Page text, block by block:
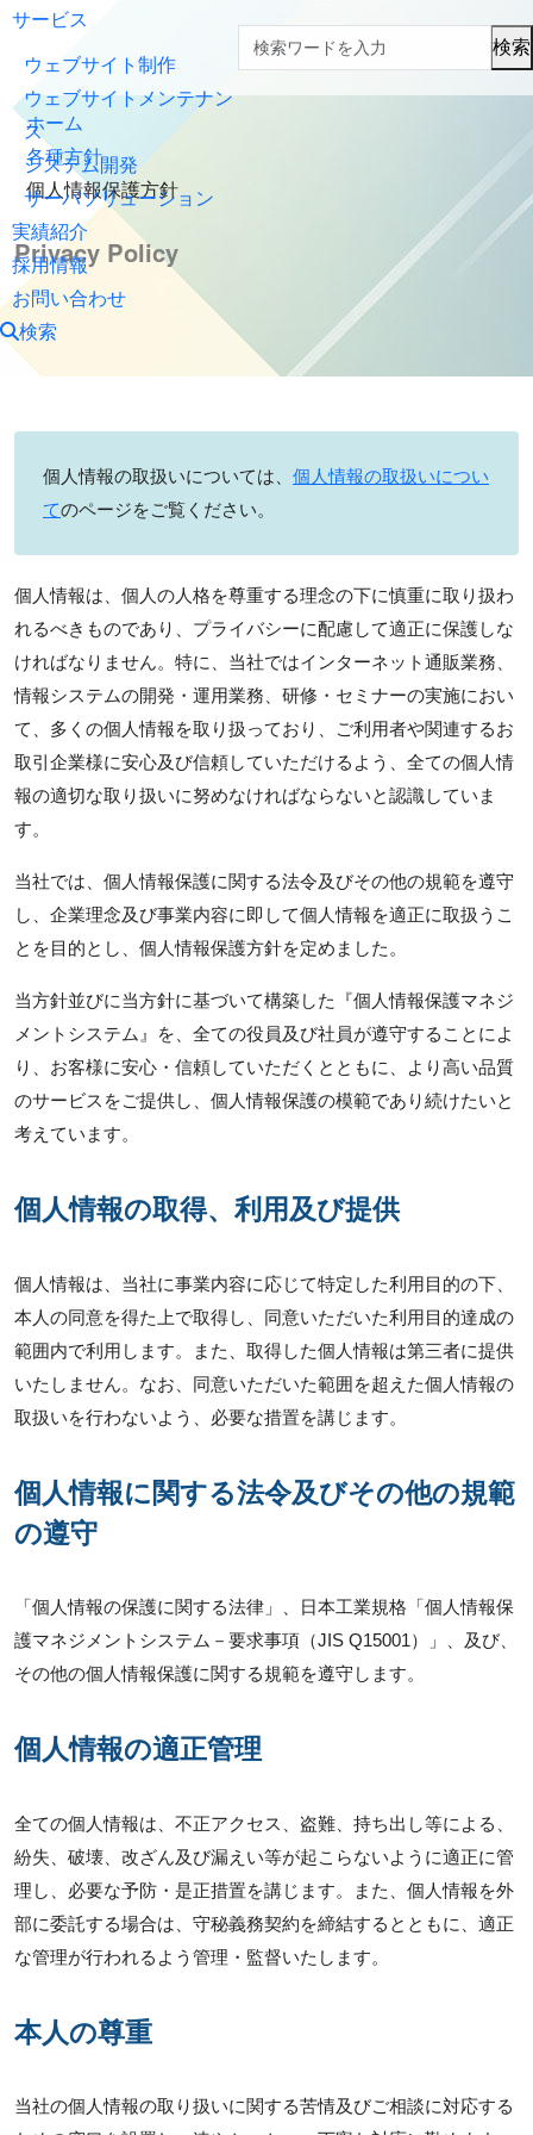
サービス
ウェブサイト制作
ウェブサイトメンテナン
ス
システム開発
サーバソリューション
実績紹介
採用情報
お問い合わせ
検索
検索
ホーム
各種方針
個人情報保護方針
Privacy Policy
個人情報の取扱いについては、 個人情報の取扱いについ
てのページをご覧ください。
個人情報は、個人の人格を尊重する理念の下に慎重に取り扱わ
れるべきものであり、プライバシーに配慮して適正に保護しな
ければなりません。特に、当社ではインターネット通販業務、
情報システムの開発・運用業務、研修・セミナーの実施におい
て、多くの個人情報を取り扱っており、ご利用者や関連するお
取引企業様に安心及び信頼していただけるよう、全ての個人情
報の適切な取り扱いに努めなければならないと認識していま
す。
当社では、個人情報保護に関する法令及びその他の規範を遵守
し、企業理念及び事業内容に即して個人情報を適正に取扱うこ
とを目的とし、個人情報保護方針を定めました。
当方針並びに当方針に基づいて構築した『個人情報保護マネジ
メントシステム』を、全ての役員及び社員が遵守することによ
り、お客様に安心・信頼していただくとともに、より高い品質
のサービスをご提供し、個人情報保護の模範であり続けたいと
考えています。
個人情報の取得、利用及び提供
個人情報は、当社に事業内容に応じて特定した利用目的の下、
本人の同意を得た上で取得し、同意いただいた利用目的達成の
範囲内で利用します。また、取得した個人情報は第三者に提供
いたしません。なお、同意いただいた範囲を超えた個人情報の
取扱いを行わないよう、必要な措置を講じます。
個人情報に関する法令及びその他の規範
の遵守
「個人情報の保護に関する法律」、日本工業規格「個人情報保
護マネジメントシステム－要求事項（JIS Q15001）」、及び、
その他の個人情報保護に関する規範を遵守します。
個人情報の適正管理
全ての個人情報は、不正アクセス、盗難、持ち出し等による、
紛失、破壊、改ざん及び漏えい等が起こらないように適正に管
理し、必要な予防・是正措置を講じます。また、個人情報を外
部に委託する場合は、守秘義務契約を締結するとともに、適正
な管理が行われるよう管理・監督いたします。
本人の尊重
当社の個人情報の取り扱いに関する苦情及びご相談に対応する